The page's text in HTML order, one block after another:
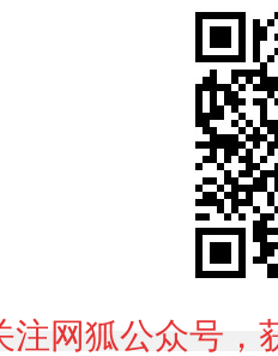
注网狐公众号，